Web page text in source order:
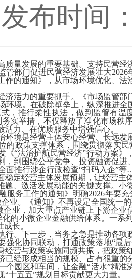
发布时间
发展的重要基础。支持民营经
部门促进民营经济发展壮大
作的通知》，从市场环境优化、
力的重要抓手。《市场监管部
境。在破除壁垒上，纵深推进
，推行柔性执法，做到监管有
实举措，不仅释放了净化市场
力、在优质服务中增强信心。
是经营主体安心经营、长远发
的政策支撑体系，围绕贯彻落实
“法治护航民营经济”行动方案
到围绕公平竞争、投资融资促
面推行涉企行政检查“扫码入企”
定经营主体发展预期，让经营主
激活发展动能的关键支撑。小
服务工作的通知》明确2026年要
业。《通知》不再设定全国统
业，加大重点产业链上下游企
的小微企业金融供给体系。一
成长。
下一步，当务之急是推动各项
化协同联动，打通政策落地“最
营与政策实施同频共振，把政策
形成相当的规模、占有很重的
园区和车间，让金融“活水”精
十五五”规划目标贡献更大力量。